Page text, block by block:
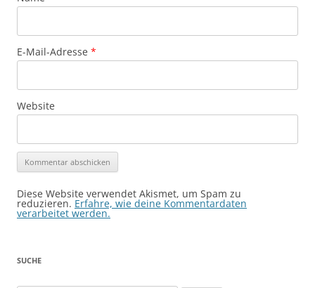
E-Mail-Adresse *
Website
Diese Website verwendet Akismet, um Spam zu
reduzieren. Erfahre, wie deine Kommentardaten
verarbeitet werden.
SUCHE